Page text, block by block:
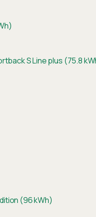
S Line plus (75.8
(96 kWh)